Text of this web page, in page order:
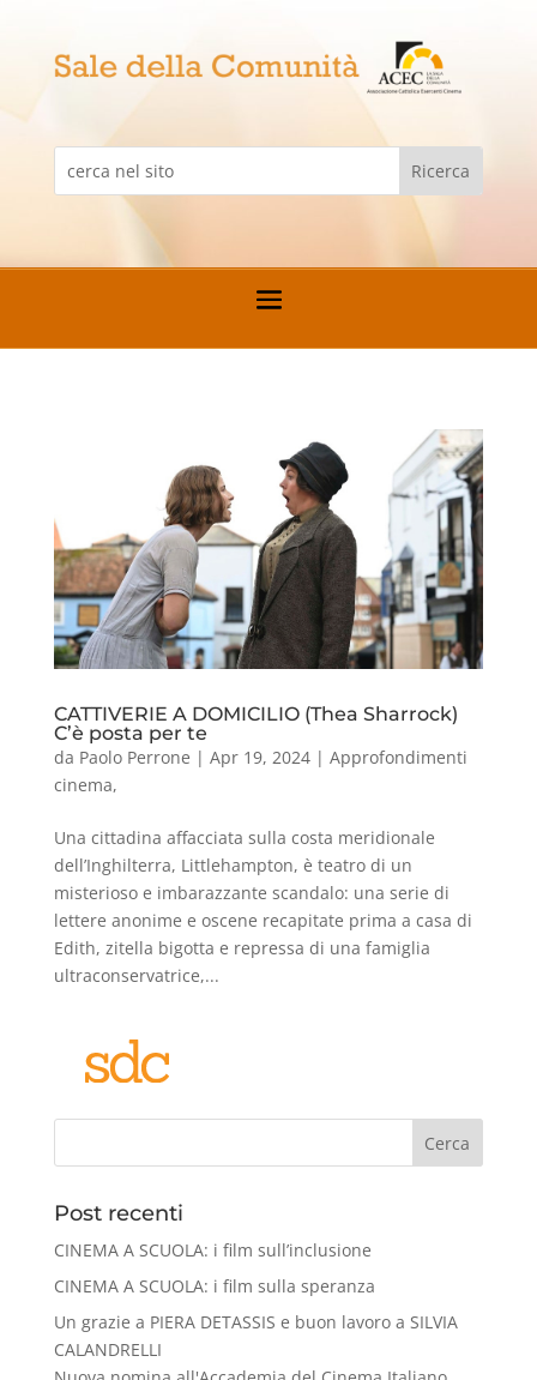
CATTIVERIE A DOMICILIO (Thea Sharrock)
C’è posta per te
da Paolo Perrone | Apr 19, 2024| Approfondimenti
cinema,
Una cittadina affacciata sulla costa meridionale
dell’Inghilterra, Littlehampton, è teatro di un
misterioso e imbarazzante scandalo: una serie di
lettere anonime e oscene recapitate prima a casa di
Edith, zitella bigotta e repressa di una famiglia
ultraconservatrice,...
Cerca
Post recenti
CINEMA A SCUOLA: i film sull’inclusione
CINEMA A SCUOLA: i film sulla speranza
Un grazie a PIERA DETASSIS e buon lavoro a SILVIA
CALANDRELLI